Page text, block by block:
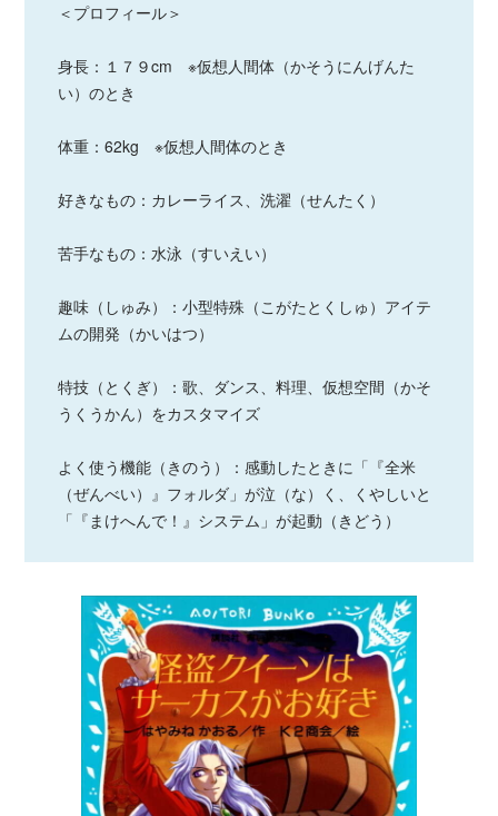
＜プロフィール＞
身長：１７９cm ※仮想人間体（かそうにんげんた
い）のとき
体重：62kg ※仮想人間体のとき
好きなもの：カレーライス、洗濯（せんたく）
苦手なもの：水泳（すいえい）
趣味（しゅみ）：小型特殊（こがたとくしゅ）アイテ
ムの開発（かいはつ）
特技（とくぎ）：歌、ダンス、料理、仮想空間（かそ
うくうかん）をカスタマイズ
よく使う機能（きのう）：感動したときに「『全米
（ぜんべい）』フォルダ」が泣（な）く、くやしいと
「『まけへんで！』システム」が起動（きどう）